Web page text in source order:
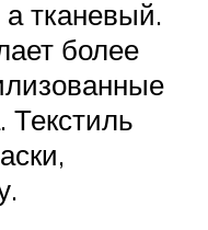
тканевый.
более
Текстиль